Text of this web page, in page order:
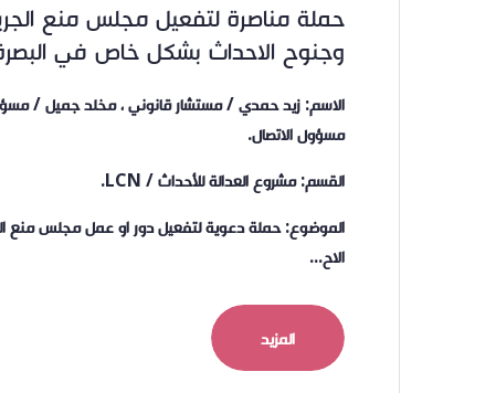
حملة مناصرة لتفعيل مجلس منع
وجنوح الاحداث بشكل خاص في
الاسم: زيد حمدي / مستشار قانوني ، مخلد جميل /
مسؤول الاتصال.
القسم: مشروع العدالة للأحداث / LCN.
الموضوع: حملة دعوية لتفعيل دور او عمل مجلس منع
الاح...
المزيد